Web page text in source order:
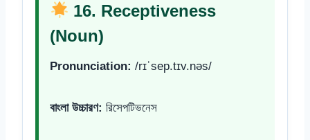
16. Receptiveness
(Noun)
Pronunciation: /rɪˈsep.tɪv.nəs/
বাংলা উচ্চারণ: রিসেপটিভনেস